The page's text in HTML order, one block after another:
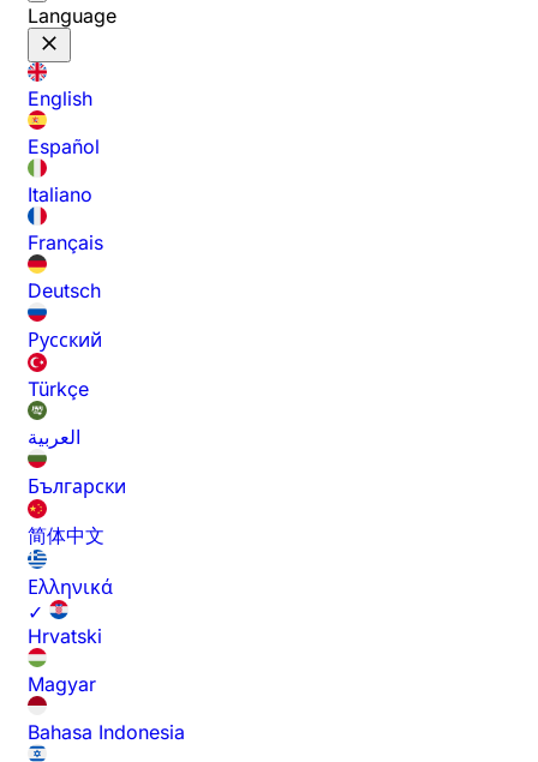
Language
English
Español
Italiano
Français
Deutsch
Русский
Türkçe
العربية
Български
简体中文
Ελληνικά
✓
Hrvatski
Magyar
Bahasa Indonesia